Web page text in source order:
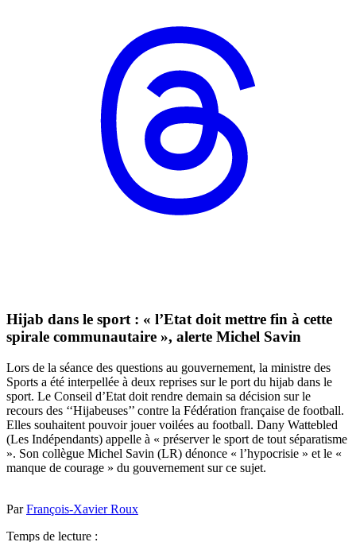
Hijab dans le sport : « l’Etat doit mettre fin à cette
spirale communautaire », alerte Michel Savin
Lors de la séance des questions au gouvernement, la ministre des
Sports a été interpellée à deux reprises sur le port du hijab dans le
sport. Le Conseil d’Etat doit rendre demain sa décision sur le
recours des ‘‘Hijabeuses’’ contre la Fédération française de football.
Elles souhaitent pouvoir jouer voilées au football. Dany Wattebled
(Les Indépendants) appelle à « préserver le sport de tout séparatisme
». Son collègue Michel Savin (LR) dénonce « l’hypocrisie » et le «
manque de courage » du gouvernement sur ce sujet.
ParFrançois-Xavier Roux
Temps de lecture :